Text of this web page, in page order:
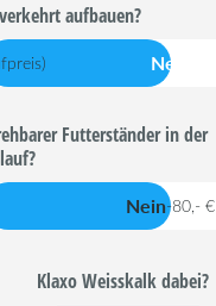
aufbauen?
Nein
Futterständer in der
Nein-80,- €
Klaxo Weisskalk dabei?